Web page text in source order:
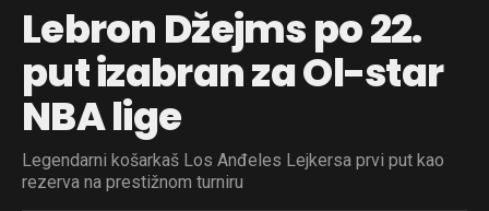
Lebron Džejms po 22.
put izabran za Ol-star
NBA lige
Legendarni košarkaš Los Anđeles Lejkersa prvi put kao
rezerva na prestižnom turniru